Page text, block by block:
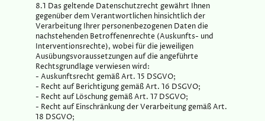
8.1 Das geltende Datenschutzrecht gewährt Ihnen
gegenüber dem Verantwortlichen hinsichtlich der
Verarbeitung Ihrer personenbezogenen Daten die
nachstehenden Betroffenenrechte (Auskunfts- und
Interventionsrechte), wobei für die jeweiligen
Ausübungsvoraussetzungen auf die angeführte
Rechtsgrundlage verwiesen wird:
- Auskunftsrecht gemäß Art. 15 DSGVO;
- Recht auf Berichtigung gemäß Art. 16 DSGVO;
- Recht auf Löschung gemäß Art. 17 DSGVO;
- Recht auf Einschränkung der Verarbeitung gemäß Art.
18 DSGVO;